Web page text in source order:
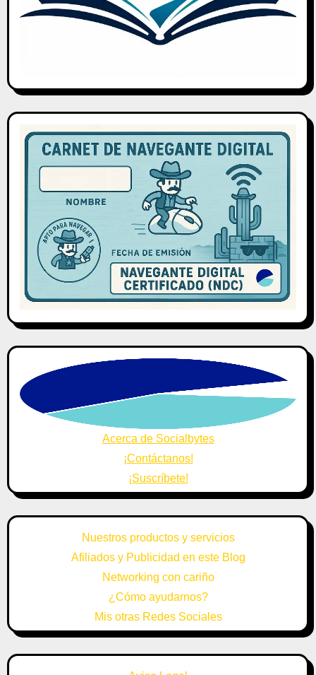
Acerca de Socialbytes
¡Contáctanos!
¡Suscríbete!
Nuestros productos y servicios
Afiliados y Publicidad en este Blog
Networking con cariño
¿Cómo ayudarnos?
Mis otras Redes Sociales